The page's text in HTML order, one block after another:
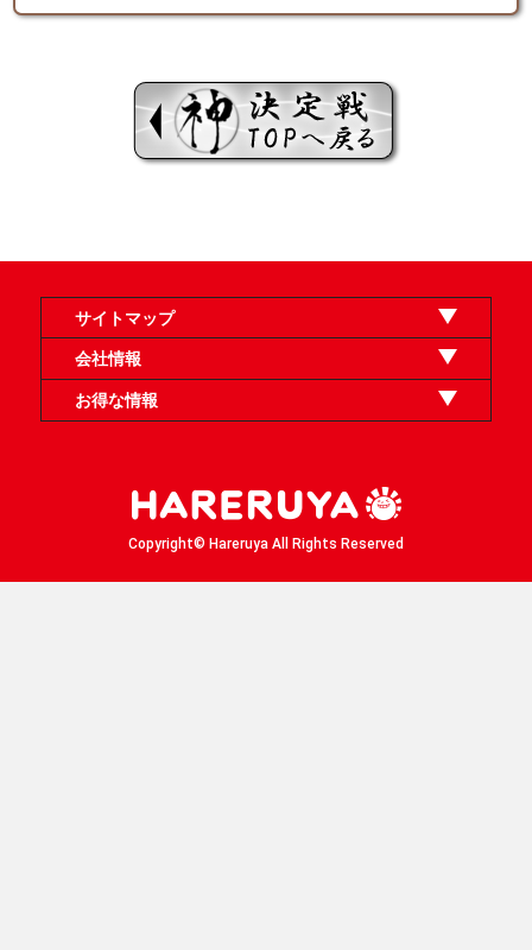
サイトマップ
オンラインショップ
買取
記事
選手一覧
デッキ検索
デッキ構築
イベント・大会
店舗のご案内
お問い合わせ
ヘルプ
FAQ
会社情報
利用規約
スタッフ募集
特定商取引法表示
個人情報保護方針
企業情報
お得な情報
Copyright© Hareruya All Rights Reserved